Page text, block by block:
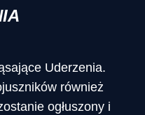
Uderzenia.
również
ogłuszony i